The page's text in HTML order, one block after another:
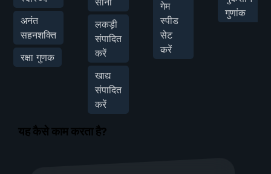
अनंत
सहनशक्ति
रक्षा गुणक
लकड़ी
संपादित
करें
खाद्य
संपादित
करें
गेम
स्पीड
सेट
करें
गुणांक
यह कैसे काम करता है?